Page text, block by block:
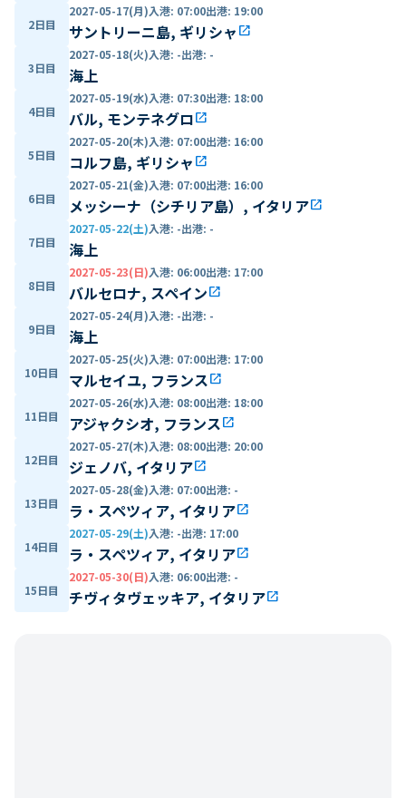
2日目
2027-05-17(月)入港: 07:00出港: 19:00
サントリーニ島, ギリシャ open_in_new
3日目
2027-05-18(火)入港: -出港: -
海上
4日目
2027-05-19(水)入港: 07:30出港: 18:00
バル, モンテネグロopen_in_new
5日目
2027-05-20(木)入港: 07:00出港: 16:00
コルフ島, ギリシャ open_in_new
6日目
2027-05-21(金)入港: 07:00出港: 16:00
メッシーナ（シチリア島）, イタリアopen_in_new
7日目
2027-05-22(土)入港: -出港: -
海上
8日目
2027-05-23(日)入港: 06:00出港: 17:00
バルセロナ, スペインopen_in_new
9日目
2027-05-24(月)入港: -出港: -
海上
10日目
2027-05-25(火)入港: 07:00出港: 17:00
マルセイユ, フランスopen_in_new
11日目
2027-05-26(水)入港: 08:00出港: 18:00
アジャクシオ, フランスopen_in_new
12日目
2027-05-27(木)入港: 08:00出港: 20:00
ジェノバ, イタリアopen_in_new
13日目
2027-05-28(金)入港: 07:00出港: -
ラ・スペツィア, イタリアopen_in_new
14日目
2027-05-29(土)入港: -出港: 17:00
ラ・スペツィア, イタリアopen_in_new
15日目
2027-05-30(日)入港: 06:00出港: -
チヴィタヴェッキア, イタリアopen_in_new